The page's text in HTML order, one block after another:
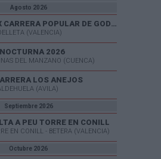
Agosto 2026
XXX CARRERA POPULAR DE GODELLETA
(VALENCIA)
2026
DEL MANZANO (CUENCA)
LOS ANEJOS
(AVILA)
Septiembre 2026
A PEU TORRE EN CONILL
EN CONILL - BETERA (VALENCIA)
Octubre 2026